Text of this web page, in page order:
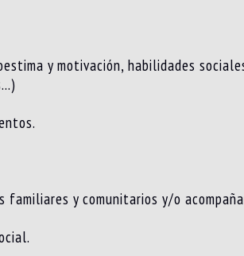
y motivación, habilidades
y comunitarios y/o